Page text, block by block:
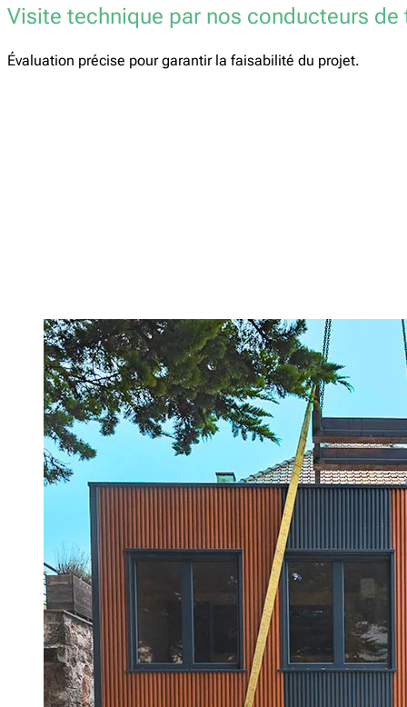
Visite technique par nos conducteurs de
Évaluation précise pour garantir la faisabilité du projet.